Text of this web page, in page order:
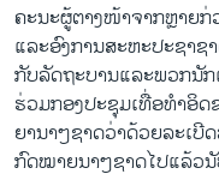
ລາຍງານ
ພາສາຕ່າງໆ
ຄະນະ​ຜູ້ຕາງໜ້າຈາກຫຼາຍ​ກ່
ແລະອົງການ​ສະຫະ​ປະຊາ​
ກັບລັດຖະບານ​ແລະ​ພວກ​ນັກ​
ຮ່ວມກອງ​ປະຊຸມ​ເທື່ອທຳອິ
ຍານາໆຊາດວ່າດ້ວຍລະ​ເບີ
ກົດໝາຍນາໆ​ຊາດໄປ​ແລ້ວ​ນັ